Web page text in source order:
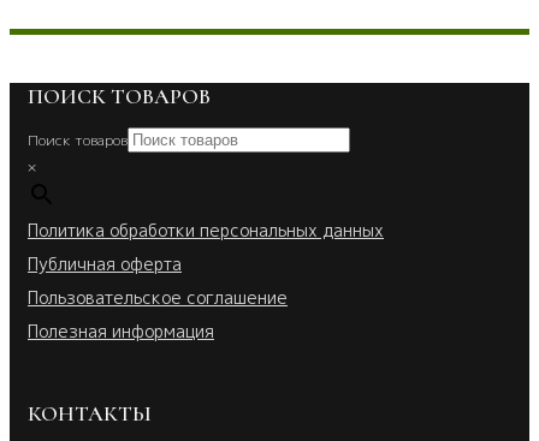
ПОИСК ТОВАРОВ
Поиск товаров
×
Политика обработки персональных данных
Публичная оферта
Пользовательское соглашение
Полезная информация
КОНТАКТЫ